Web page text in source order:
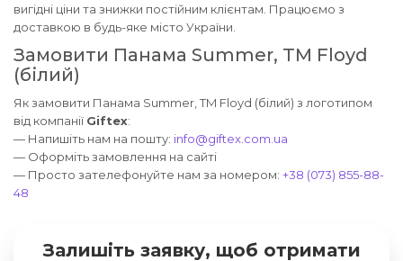
вигідні ціни та знижки постійним клієнтам. Працюємо з
доставкою в будь-яке місто України.
Замовити Панама Summer, TM Floyd
(білий)
Як замовити Панама Summer, TM Floyd (білий) з логотипом
від компанії Giftex:
— Напишіть нам на пошту: info@giftex.com.ua
— Оформіть замовлення на сайті
— Просто зателефонуйте нам за номером: +38 (073) 855-88-
48
Залишіть заявку, щоб отримати